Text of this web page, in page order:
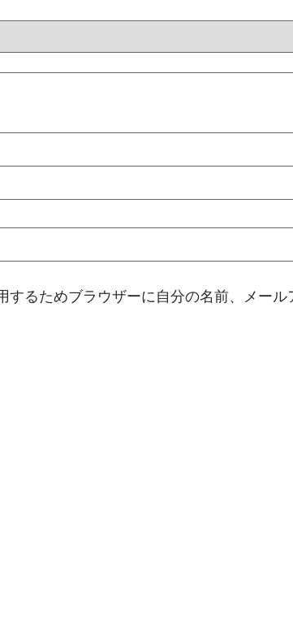
するためブラウザーに自分の名前、メー